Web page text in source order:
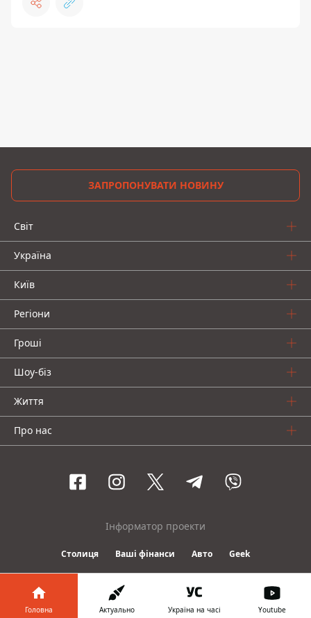
ЗАПРОПОНУВАТИ НОВИНУ
Світ
Україна
Київ
Регіони
Гроші
Шоу-біз
Життя
Про нас
Інформатор проекти
Столиця Ваші фінанси Авто Geek
© 2016-2026 Informator
Головна Актуально Україна на часі Youtube